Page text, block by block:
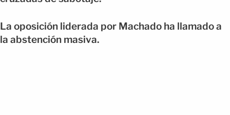
La oposición liderada por Machado ha llamado a
la abstención masiva.